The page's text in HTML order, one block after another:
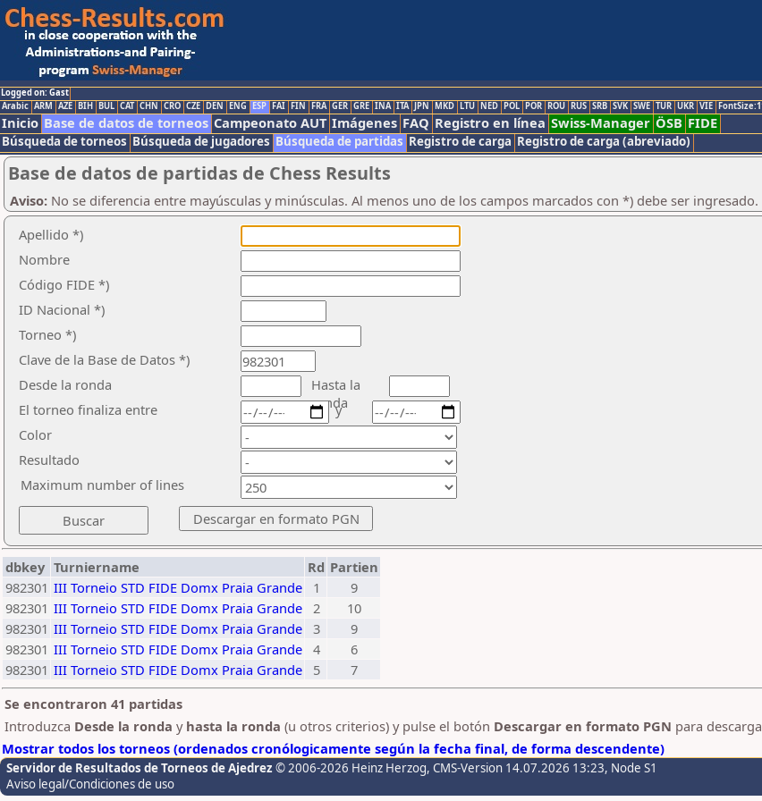
Logged on: Gast
Arabic ARM AZE BIH BUL CAT CHN CRO CZE DEN ENG ESP FAI FIN FRA GER GRE INA ITA JPN MKD LTU NED POL POR ROU RUS SRB SVK SWE TUR UKR VIE
Inicio Base de datos de torneos Campeonato AUT Imágenes FAQ Registro en línea Swiss-Manager ÖSB FIDE
Búsqueda de torneos Búsqueda de jugadores Búsqueda de partidas Registro de carga Registro de carga (abreviado)
Base de datos de partidas de Chess Results
Aviso: No se diferencia entre mayúsculas y minúsculas. Al menos uno de los campos marcados con *) debe ser ingresado.
Apellido *)
Nombre
Código FIDE *)
ID Nacional *)
Torneo *)
Clave de la Base de Datos *)
Desde la ronda
Hasta la
ronda
El torneo finaliza entre
Color
Resultado
y
Maximum number of lines
dbkey Turniername Rd Partien
982301 III Torneio STD FIDE Domx Praia Grande 1
9
982301 III Torneio STD FIDE Domx Praia Grande 2
10
982301 III Torneio STD FIDE Domx Praia Grande 3
9
982301 III Torneio STD FIDE Domx Praia Grande 4
6
982301 III Torneio STD FIDE Domx Praia Grande 5
7
Se encontraron 41 partidas
Introduzca Desde la ronda y hasta la ronda (u otros criterios) y pulse el botón Descargar en formato PGN para
Mostrar todos los torneos (ordenados cronólogicamente según la fecha final, de forma descendente)
Servidor de Resultados de Torneos de Ajedrez © 2006-2026 Heinz Herzog, CMS-Version 14.07.2026 13:23, Node S1
Aviso legal/Condiciones de uso